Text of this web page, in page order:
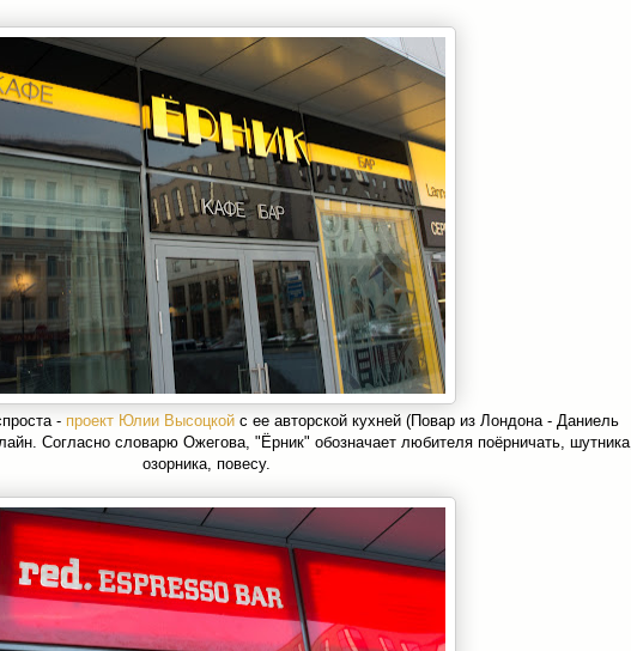
- проект Юлии Высоцкой с ее авторской кухней (Повар из Лондона - Даниель
Согласно словарю Ожегова, "Ёрник" обозначает любителя поёрничать, шутника,
озорника, повесу.